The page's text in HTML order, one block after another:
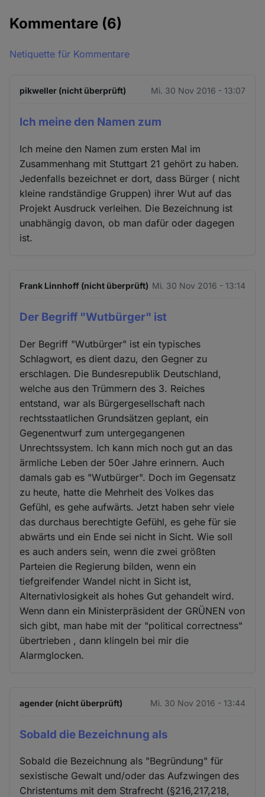
Kommentare (6)
Netiquette für Kommentare
pikweller (nicht überprüft) Mi. 30 Nov 2016 - 13:07
Ich meine den Namen zum
Ich meine den Namen zum ersten Mal im
Zusammenhang mit Stuttgart 21 gehört zu haben.
Jedenfalls bezeichnet er dort, dass Bürger ( nicht
kleine randständige Gruppen) ihrer Wut auf das
Projekt Ausdruck verleihen. Die Bezeichnung ist
unabhängig davon, ob man dafür oder dagegen
ist.
Frank Linnhoff (nicht überprüft) Mi. 30 Nov 2016 - 13:14
Der Begriff "Wutbürger" ist
Der Begriff "Wutbürger" ist ein typisches
Schlagwort, es dient dazu, den Gegner zu
erschlagen. Die Bundesrepublik Deutschland,
welche aus den Trümmern des 3. Reiches
entstand, war als Bürgergesellschaft nach
rechtsstaatlichen Grundsätzen geplant, ein
Gegenentwurf zum untergegangenen
Unrechtssystem. Ich kann mich noch gut an das
ärmliche Leben der 50er Jahre erinnern. Auch
damals gab es "Wutbürger". Doch im Gegensatz
zu heute, hatte die Mehrheit des Volkes das
Gefühl, es gehe aufwärts. Jetzt haben sehr viele
das durchaus berechtigte Gefühl, es gehe für sie
abwärts und ein Ende sei nicht in Sicht. Wie soll
es auch anders sein, wenn die zwei größten
Parteien die Regierung bilden, wenn ein
tiefgreifender Wandel nicht in Sicht ist,
Alternativlosigkeit als hohes Gut gehandelt wird.
Wenn dann ein Ministerpräsident der GRÜNEN von
sich gibt, man habe mit der "political correctness"
übertrieben , dann klingeln bei mir die
Alarmglocken.
agender (nicht überprüft) Mi. 30 Nov 2016 - 13:44
Sobald die Bezeichnung als
Sobald die Bezeichnung als "Begründung" für
sexistische Gewalt und/oder das Aufzwingen des
Christentums mit dem Strafrecht (§216,217,218,